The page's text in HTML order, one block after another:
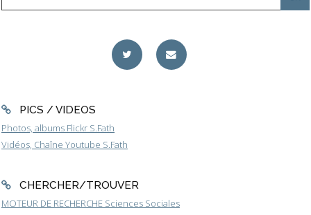
PICS / VIDEOS
Photos, albums Flickr S.Fath
Vidéos, Chaîne Youtube S.Fath
CHERCHER/TROUVER
MOTEUR DE RECHERCHE Sciences Sociales